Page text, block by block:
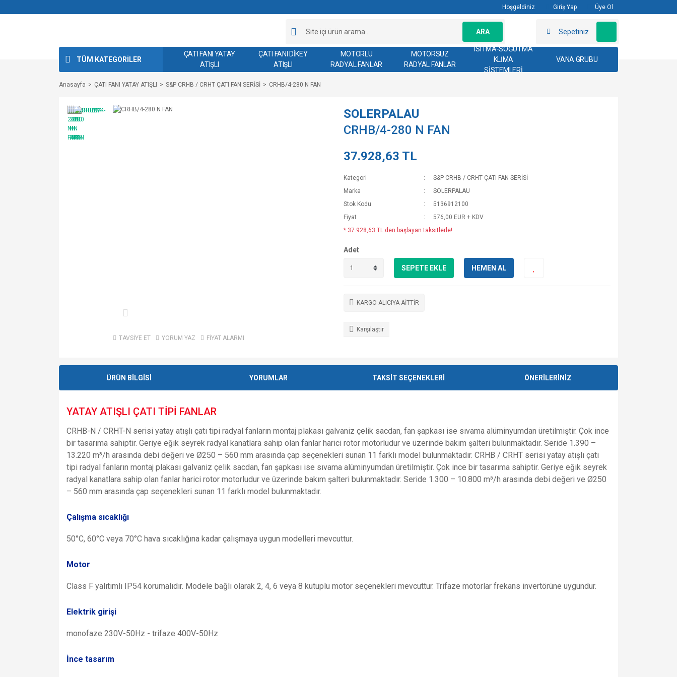
Hoşgeldiniz Giriş Yap Üye Ol
ARA Sepetiniz
TÜM KATEGORİLER
ÇATI FANI YATAY
ATIŞLI
ÇATI FANI DİKEY
ATIŞLI
MOTORLU
RADYAL FANLAR
MOTORSUZ
RADYAL FANLAR
ISITMA-SOĞUTMA
KLİMA
SİSTEMLERİ
VANA GRUBU
Anasayfa ÇATI FANI YATAY ATIŞLI S&P CRHB / CRHT ÇATI FAN SERİSİ CRHB/4-280 N FAN
TAVSİYE ET YORUM YAZ FİYAT ALARMI
SOLERPALAU
CRHB/4-280 N FAN
37.928,63 TL
Kategori
S&P CRHB / CRHT ÇATI FAN SERİSİ
Marka
SOLERPALAU
Stok Kodu
5136912100
Fiyat
576,00 EUR + KDV
* 37.928,63 TL den başlayan taksitlerle!
Adet
SEPETE EKLE HEMEN AL
KARGO ALICIYA AİTTİR
Karşılaştır
ÜRÜN BİLGİSİ YORUMLAR TAKSİT SEÇENEKLERİ ÖNERİLERİNİZ
YATAY ATIŞLI ÇATI TİPİ FANLAR
CRHB-N / CRHT-N serisi yatay atışlı çatı tipi radyal fanların montaj plakası galvaniz çelik sacdan, fan şapkası ise sıvama alüminyumdan üretilmiştir. Çok ince
bir tasarıma sahiptir. Geriye eğik seyrek radyal kanatlara sahip olan fanlar harici rotor motorludur ve üzerinde bakım şalteri bulunmaktadır. Seride 1.390 –
13.220 m³/h arasında debi değeri ve Ø250 – 560 mm arasında çap seçenekleri sunan 11 farklı model bulunmaktadır. CRHB / CRHT serisi yatay atışlı çatı
tipi radyal fanların montaj plakası galvaniz çelik sacdan, fan şapkası ise sıvama alüminyumdan üretilmiştir. Çok ince bir tasarıma sahiptir. Geriye eğik seyrek
radyal kanatlara sahip olan fanlar harici rotor motorludur ve üzerinde bakım şalteri bulunmaktadır. Seride 1.300 – 10.800 m³/h arasında debi değeri ve Ø250
– 560 mm arasında çap seçenekleri sunan 11 farklı model bulunmaktadır.
Çalışma sıcaklığı
50°C, 60°C veya 70°C hava sıcaklığına kadar çalışmaya uygun modelleri mevcuttur.
Motor
Class F yalıtımlı IP54 korumalıdır. Modele bağlı olarak 2, 4, 6 veya 8 kutuplu motor seçenekleri mevcuttur. Trifaze motorlar frekans invertörüne uygundur.
Elektrik girişi
monofaze 230V-50Hz - trifaze 400V-50Hz
İnce tasarım